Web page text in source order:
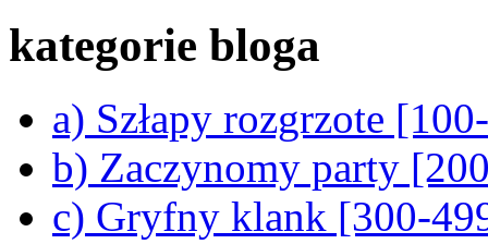
kategorie bloga
a) Szłapy rozgrzote
b) Zaczynomy party
c) Gryfny klank [300-